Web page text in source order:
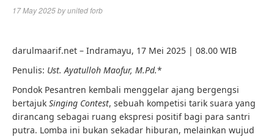
17 May 2025byunited forb
darulmaarif.net – Indramayu, 17 Mei 2025 | 08.00 WIB
Penulis: Ust. Ayatulloh Maofur, M.Pd.*
Pondok Pesantren kembali menggelar ajang bergengsi
bertajuk Singing Contest, sebuah kompetisi tarik suara yang
dirancang sebagai ruang ekspresi positif bagi para santri
putra. Lomba ini bukan sekadar hiburan, melainkan wujud